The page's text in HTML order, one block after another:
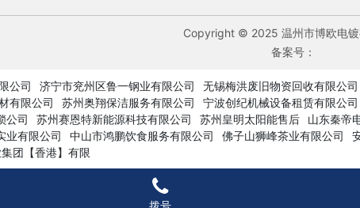
Copyright © 2025 温州市博欧电镀
备案号：
公司 济宁市兖州区鲁一钢业有限公司 无锡梅洪废旧物资回收有限公司
有限公司 苏州奥翔保洁服务有限公司 宁波创纪机械设备租赁有限公司
公司 苏州赛恩特新能源科技有限公司 苏州皇明太阳能售后 山东秦帝
业有限公司 中山市鸿鹏饮食服务有限公司 佛子山狮峰茶业有限公司
团【香港】有限
拨号